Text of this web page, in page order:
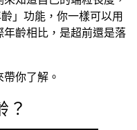
」功能，你一樣可以用
齡相比，是超前還是落
你了解。
？